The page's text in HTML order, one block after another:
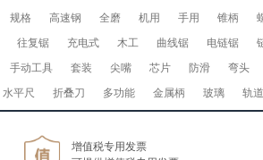
规格 高速钢 全磨 机用 手用 锥柄
往复锯 充电式 木工 曲线锯 电链锯
手动工具 套装 尖嘴 芯片 防滑 弯头
水平尺 折叠刀 多功能 金属柄 玻璃 轨
增值税专用发票